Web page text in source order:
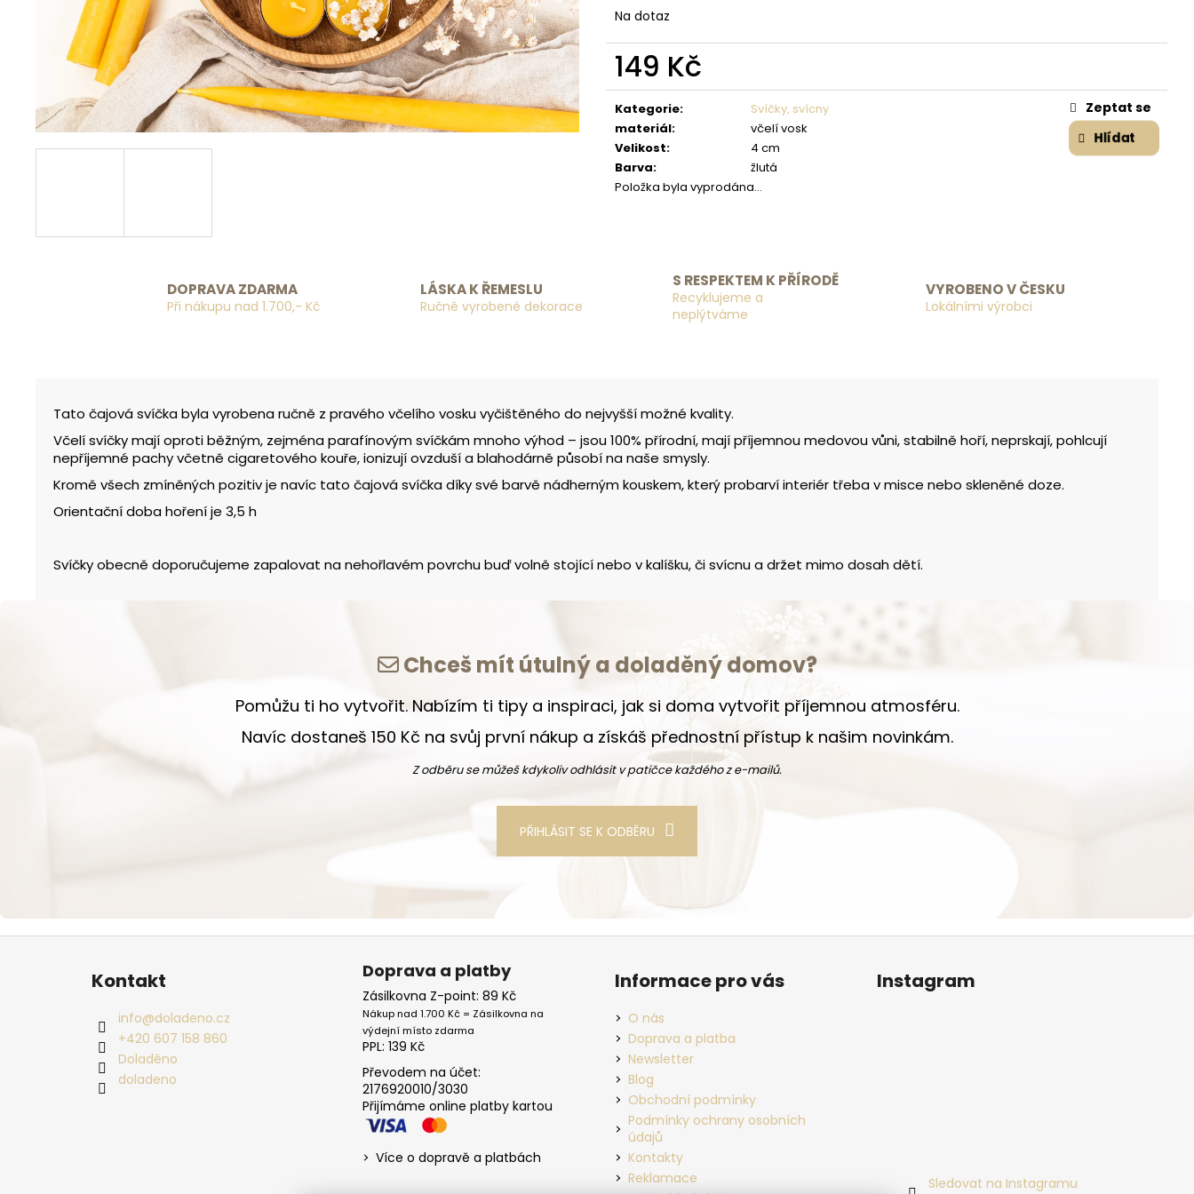
Na dotaz
149 Kč
Měrná cena:
Kategorie:
Svíčky, svícny
materiál:
včelí vosk
Velikost:
4 cm
Barva:
žlutá
Položka byla vyprodána…
Zeptat se
Hlídat
DOPRAVA ZDARMA
Při nákupu nad 1.700,- Kč
LÁSKA K ŘEMESLU
Ručně vyrobené dekorace
S RESPEKTEM K PŘÍRODĚ
Recyklujeme a
neplýtváme
VYROBENO V ČESKU
Lokálními výrobci
Tato čajová svíčka byla vyrobena ručně z pravého včelího vosku vyčištěného do nejvyšší možné kvality.
Včelí svíčky mají oproti běžným, zejména parafínovým svíčkám mnoho výhod – jsou 100% přírodní, mají příjemnou medovou vůni, stabilně hoří, neprskají, pohlcují
nepříjemné pachy včetně cigaretového kouře, ionizují ovzduší a blahodárně působí na naše smysly.
Kromě všech zmíněných pozitiv je navíc tato čajová svíčka díky své barvě nádherným kouskem, který probarví interiér třeba v misce nebo skleněné doze.
Orientační doba hoření je 3,5 h
Svíčky obecně doporučujeme zapalovat na nehořlavém povrchu buď volně stojící nebo v kalíšku, či svícnu a držet mimo dosah dětí.
Chceš mít útulný a doladěný domov?
Pomůžu ti ho vytvořit. Nabízím ti tipy a inspiraci, jak si doma vytvořit příjemnou atmosféru.
Navíc dostaneš 150 Kč na svůj první nákup a získáš přednostní přístup k našim novinkám.
Z odběru se můžeš kdykoliv odhlásit v patičce každého z e-mailů.
PŘIHLÁSIT SE K ODBĚRU
Zápatí
Kontakt
info@doladeno.cz
+420 607 158 860
Doladěno
doladeno
Doprava a platby
Zásilkovna Z-point: 89 Kč
Nákup nad 1.700 Kč = Zásilkovna na
výdejní místo zdarma
PPL: 139 Kč
Převodem na účet:
2176920010/3030
Přijímáme online platby kartou
Více o dopravě a platbách
Informace pro vás
O nás
Doprava a platba
Newsletter
Blog
Obchodní podmínky
Podmínky ochrany osobních
údajů
Kontakty
Reklamace
Instagram
Sledovat na Instagramu